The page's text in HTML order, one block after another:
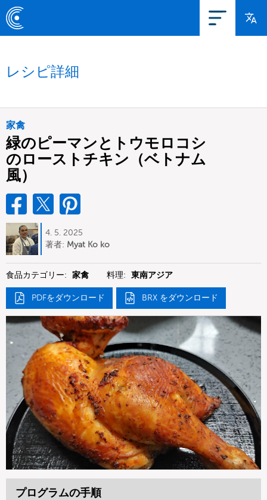
レシピ詳細
家禽
緑のピーマンとトウモロコシ
のローストチキン（ベトナム
風）
4. 5. 2025
著者: Myat Ko ko
食品カテゴリー: 家禽 料理: 東南アジア
PDFをダウンロード BRX をダウンロード
プログラムの手順